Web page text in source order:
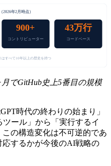
2026年2月時点）
900+
コントリビューター
43万行
コードベース
すべて10年以上の歴史を持つ
でGitHub史上5番目の規模
時代の終わりの始まり」
ール」から「実行するイ
の構造変化は不可逆的であ
応するかが今後のAI戦略の